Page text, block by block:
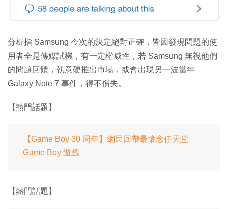
分析指 Samsung 今次的決定絕對正確，皆因發現問題的使
用者全是傳媒試機，有一定權威性，若 Samsung 無視他們
的問題回饋，執意硬推出市場，或會出現另一波當年
Galaxy Note 7 事件，得不償失。
【熱門話題】
【Game Boy 30 周年】網民回帶最懷念任天堂
Game Boy 遊戲
【熱門話題】